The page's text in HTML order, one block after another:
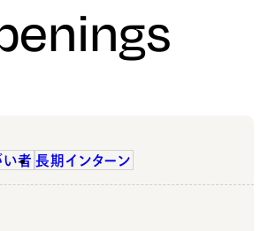
い者 長期インターン